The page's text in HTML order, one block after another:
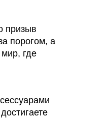
призыв
порогом, а
где